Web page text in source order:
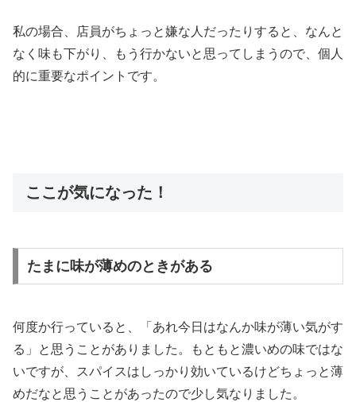
私の場合、店員がちょっと嫌な人だったりすると、なんと
なく味も下がり、もう行かないと思ってしまうので、個人
的に重要なポイントです。
ここが気になった！
たまに味が薄めのときがある
何度か行っていると、「あれ今日はなんか味が薄い気がす
る」と思うことがありました。もともと濃いめの味ではな
いですが、スパイスはしっかり効いているけどちょっと薄
めだなと思うことがあったので少し気なりました。